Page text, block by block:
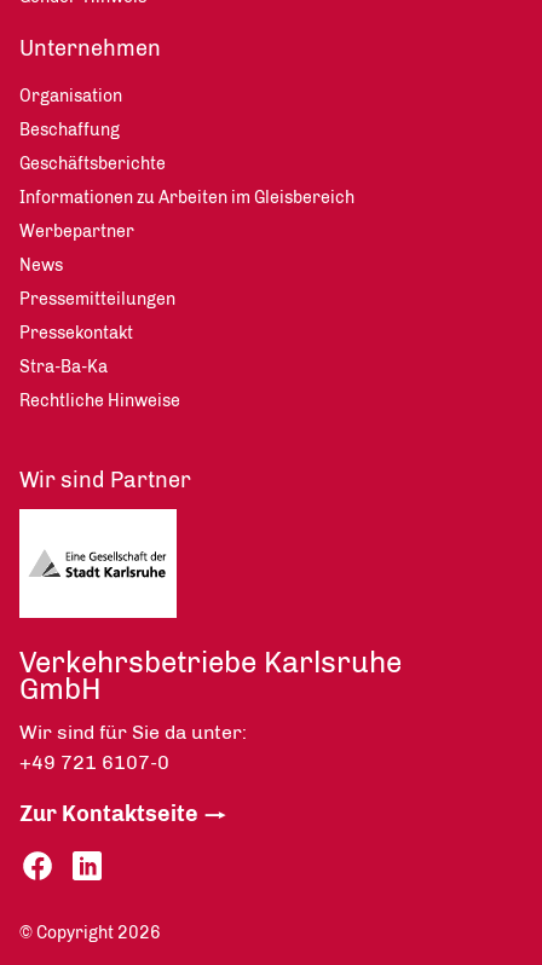
Unternehmen
Organisation
Beschaffung
Geschäftsberichte
Informationen zu Arbeiten im Gleisbereich
Werbepartner
News
Pressemitteilungen
Pressekontakt
Stra-Ba-Ka
Rechtliche Hinweise
Wir sind Partner
Verkehrsbetriebe Karlsruhe
GmbH
Wir sind für Sie da unter:
+49 721 6107-0
Zur Kontaktseite
© Copyright 2026